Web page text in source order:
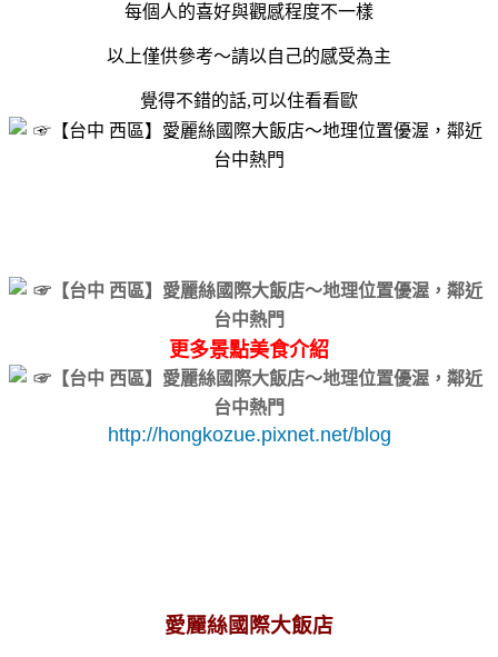
每個人的喜好與觀感程度不一樣
以上僅供參考～請以自己的感受為主
覺得不錯的話,可以住看看歐
更多景點美食介紹
http://hongkozue.pixnet.net/blog
愛麗絲國際大飯店